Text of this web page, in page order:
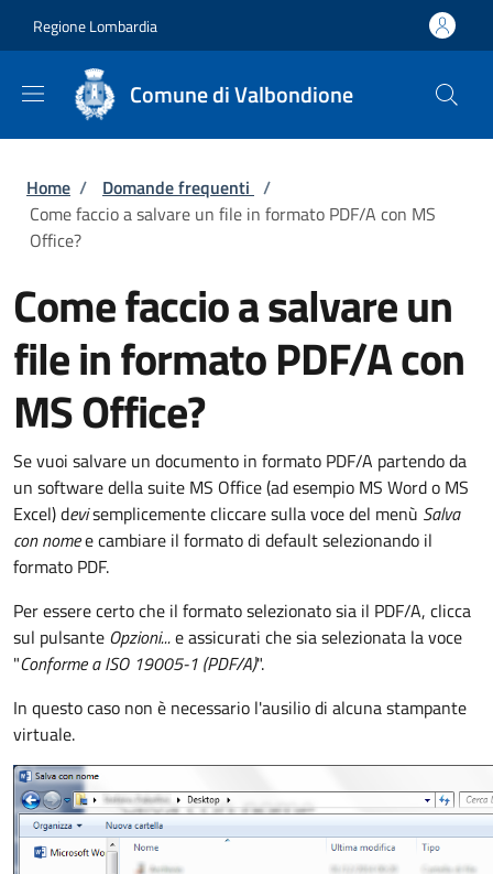
Regione Lombardia
Comune di Valbondione
Briciole di pane
Home / Domande frequenti /
Come faccio a salvare un file in formato PDF/A con MS
Office?
Come faccio a salvare un
file in formato PDF/A con
MS Office?
Se vuoi salvare un documento in formato PDF/A partendo da
un software della suite MS Office (ad esempio MS Word o MS
Excel) devisemplicemente cliccare sulla voce del menù Salva
con nomee cambiare il formato di default selezionando il
formato PDF.
Per essere certo che il formato selezionato sia il PDF/A, clicca
sul pulsante Opzioni...e assicurati che sia selezionata la voce
"Conforme a ISO 19005-1 (PDF/A)".
In questo caso non è necessario l'ausilio di alcuna stampante
virtuale.